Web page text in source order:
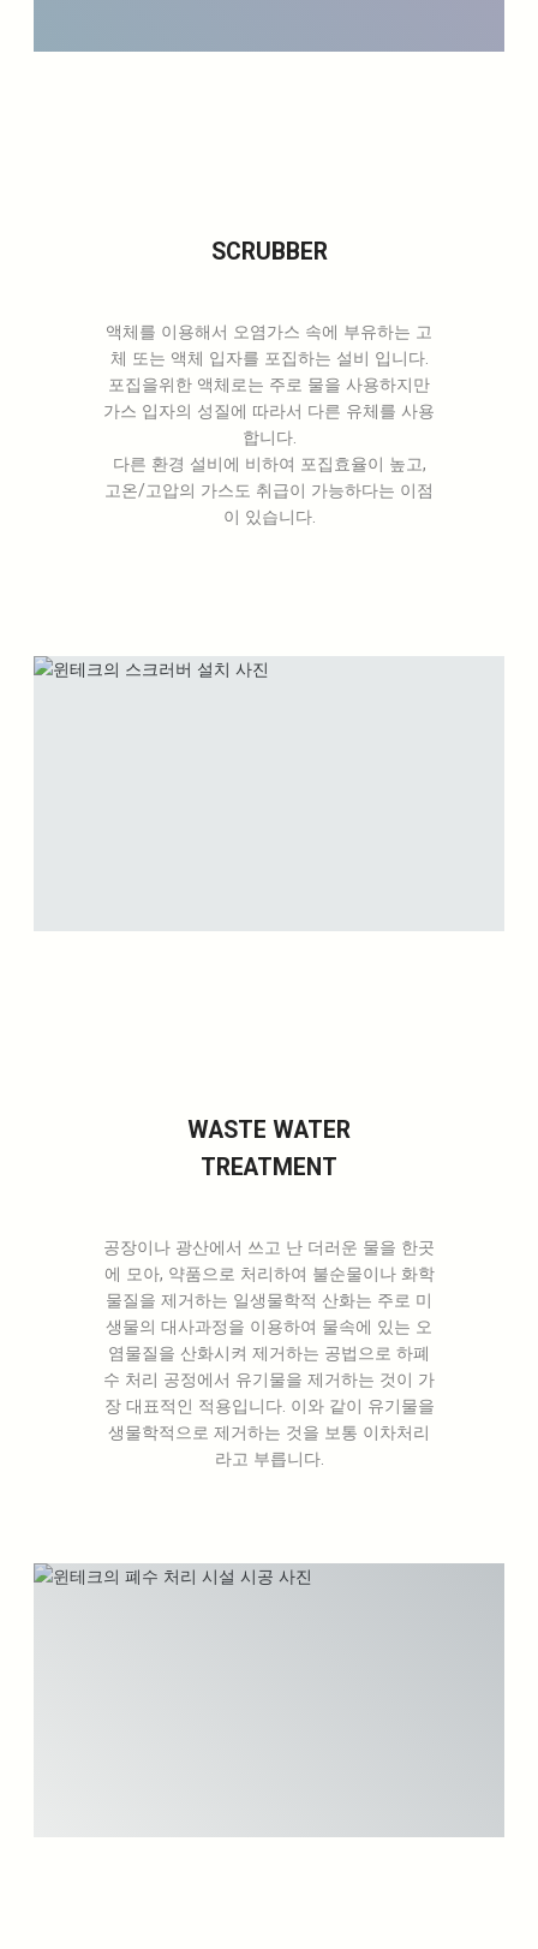
SCRUBBER
액체를 이용해서 오염가스 속에 부유하는 고
체 또는 액체 입자를 포집하는 설비 입니다.
포집을위한 액체로는 주로 물을 사용하지만
가스 입자의 성질에 따라서 다른 유체를 사용
합니다.
다른 환경 설비에 비하여 포집효율이 높고,
고온/고압의 가스도 취급이 가능하다는 이점
이 있습니다.
WASTE WATER
TREATMENT
공장이나 광산에서 쓰고 난 더러운 물을 한곳
에 모아, 약품으로 처리하여 불순물이나 화학
물질을 제거하는 일생물학적 산화는 주로 미
생물의 대사과정을 이용하여 물속에 있는 오
염물질을 산화시켜 제거하는 공법으로 하폐
수 처리 공정에서 유기물을 제거하는 것이 가
장 대표적인 적용입니다. 이와 같이 유기물을
생물학적으로 제거하는 것을 보통 이차처리
라고 부릅니다.